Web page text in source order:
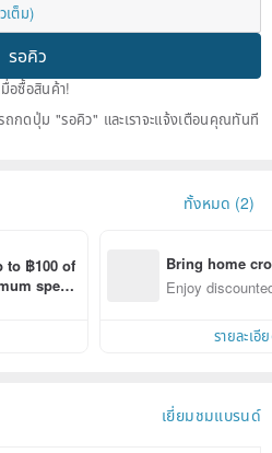
เต็ม)
รอคิว
อซื้อสินค้า!
กดปุ่ม "รอคิว" และเราจะแจ้งเตือนคุณทันที
ทั้งหมด (2)
to ฿100 of
spen
Bring home
n with ease
Enjoy
รายละเอี
เยี่ยมชมแบรนด์